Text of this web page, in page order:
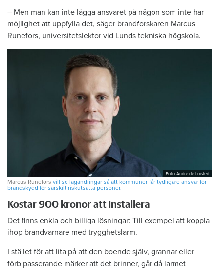
– Men man kan inte lägga ­ansvaret på någon som inte har
möjlighet att ­uppfylla det, säger brandforskaren Marcus
Runefors, universitetslektor vid Lunds tekniska högskola.
Foto: André de Loisted
Marcus Runefors vill se lagändringar så att kommuner får tydligare ansvar för
brandskydd för särskilt riskutsatta personer.
Kostar 900 kronor att installera
Det finns enkla och billiga lösningar: Till exempel att koppla
ihop brandvarnare med trygghetslarm.
I stället för att lita på att den boende själv, grannar eller
förbipasserande märker att det brinner, går då larmet